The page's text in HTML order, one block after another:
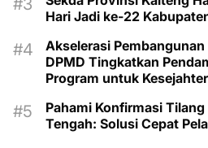
Hari Jadi ke-22
Akselerasi
DPMD Tingkatkan
Program untuk
Pahami Konfirmasi
Tengah: Solusi Cepat